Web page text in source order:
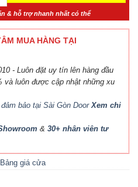
& hỗ trợ nhanh nhất có thể
MUA HÀNG TẠI
- Luôn đặt uy tín lên hàng đầu
và luôn được cập nhật những xu
bảo tại Sài Gòn DoorXem chi
& 30+ nhân viên tư
Bảng giá cửa